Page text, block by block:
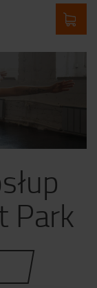
Park